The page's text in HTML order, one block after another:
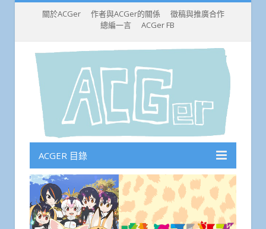
關於ACGer 作者與ACGer的關係
徵稿與推廣合作
總編一言
ACGer FB
ACGER 目錄